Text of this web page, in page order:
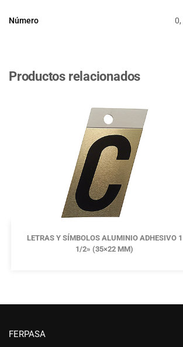
Número 0,
Productos relacionados
LETRAS Y SÍMBOLOS ALUMINIO ADHESIVO 1
1/2» (35×22 MM)
FERPASA